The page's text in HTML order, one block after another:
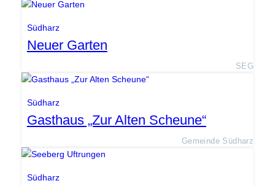
Südharz
Neuer Garten
SEG
Südharz
Gasthaus „Zur Alten Scheune“
Gemeinde Südharz
Südharz